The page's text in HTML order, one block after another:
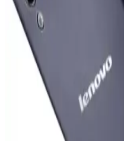
Samsung Galaxy S22
Pro daha doğru ve doğal
kalibrasyon farklılıkları
Vivo X300 Ultra ve
Profesyonel
Vivo X300 Ultra'nın 400mm
sunduğu yenilikler, akıllı
ekipmanlarla